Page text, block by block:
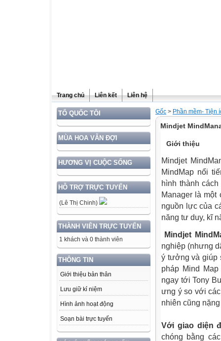
Trang chủ Liên kết Liên hệ
TỔ QUỐC TÔI
MÙA HOA VẪN ĐỢI
HƯƠNG VỊ CUỘC SỐNG
HỖ TRỢ TRỰC TUYẾN
(Lê Thị Chinh)
THÀNH VIÊN TRỰC TUYẾN
1 khách và 0 thành viên
THÔNG TIN
Giới thiệu bản thân
Lưu giữ kỉ niệm
Hình ảnh hoạt động
Soạn bài trực tuyến
Gốc > Phần mềm- Tiện
Mindjet
Giới thiệu
Mindjet
MindMap nổi
hình thành
Manager là
nguồn lực của
năng tư duy, kĩ
Mindjet
nghiệp (nhưng
ý tưởng và giúp
pháp Mind
ngay tới Tony
ưng ý so với
nhiên cũng
Với giao diện
chóng bằng